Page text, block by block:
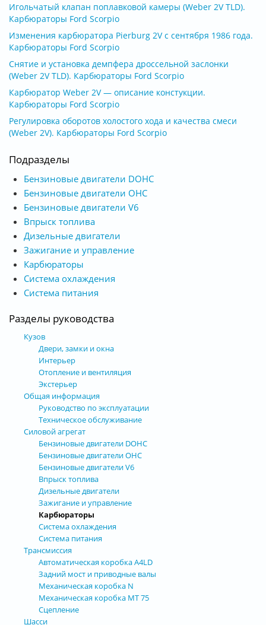
Игольчатый клапан поплавковой камеры (Weber 2V TLD).
Карбюраторы Ford Scorpio
Изменения карбюратора Pierburg 2V с сентября 1986 года.
Карбюраторы Ford Scorpio
Снятие и установка демпфера дроссельной заслонки
(Weber 2V TLD). Карбюраторы Ford Scorpio
Карбюратор Weber 2V — описание констукции.
Карбюраторы Ford Scorpio
Регулировка оборотов холостого хода и качества смеси
(Weber 2V). Карбюраторы Ford Scorpio
Подразделы
Бензиновые двигатели DOHC
Бензиновые двигатели OHC
Бензиновые двигатели V6
Впрыск топлива
Дизельные двигатели
Зажигание и управление
Карбюраторы
Система охлаждения
Система питания
Разделы руководства
Кузов
Двери, замки и окна
Интерьер
Отопление и вентиляция
Экстерьер
Общая информация
Руководство по эксплуатации
Техническое обслуживание
Силовой агрегат
Бензиновые двигатели DOHC
Бензиновые двигатели OHC
Бензиновые двигатели V6
Впрыск топлива
Дизельные двигатели
Зажигание и управление
Карбюраторы
Система охлаждения
Система питания
Трансмиссия
Автоматическая коробка А4LD
Задний мост и приводные валы
Механическая коробка N
Механическая коробка МТ 75
Сцепление
Шасси